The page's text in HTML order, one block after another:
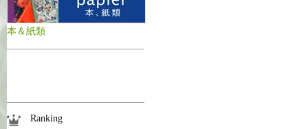
本＆紙類
Ranking